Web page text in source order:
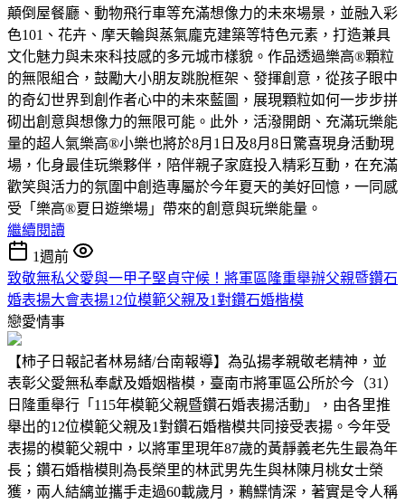
顛倒屋餐廳、動物飛行車等充滿想像力的未來場景，並融入彩
色101、花卉、摩天輪與蒸氣龐克建築等特色元素，打造兼具
文化魅力與未來科技感的多元城市樣貌。作品透過樂高®顆粒
的無限組合，鼓勵大小朋友跳脫框架、發揮創意，從孩子眼中
的奇幻世界到創作者心中的未來藍圖，展現顆粒如何一步步拼
砌出創意與想像力的無限可能。此外，活潑開朗、充滿玩樂能
量的超人氣樂高®小樂也將於8月1日及8月8日驚喜現身活動現
場，化身最佳玩樂夥伴，陪伴親子家庭投入精彩互動，在充滿
歡笑與活力的氛圍中創造專屬於今年夏天的美好回憶，一同感
受「樂高®夏日遊樂場」帶來的創意與玩樂能量。
繼續閱讀
1週前
致敬無私父愛與一甲子堅貞守候！將軍區隆重舉辦父親暨鑽石
婚表揚大會表揚12位模範父親及1對鑽石婚楷模
戀愛情事
【柿子日報記者林易緒/台南報導】為弘揚孝親敬老精神，並
表彰父愛無私奉獻及婚姻楷模，臺南市將軍區公所於今（31）
日隆重舉行「115年模範父親暨鑽石婚表揚活動」，由各里推
舉出的12位模範父親及1對鑽石婚楷模共同接受表揚。今年受
表揚的模範父親中，以將軍里現年87歲的黃靜義老先生最為年
長；鑽石婚楷模則為長榮里的林武男先生與林陳月桃女士榮
獲，兩人結縭並攜手走過60載歲月，鶼鰈情深，著實是令人稱